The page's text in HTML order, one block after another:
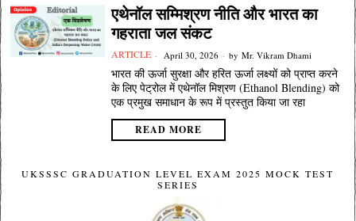
एथेनॉल सम्मिश्रण नीति और भारत का
गहराता जल संकट
ARTICLE April 30, 2026 by Mr. Vikram Dhami
भारत की ऊर्जा सुरक्षा और हरित ऊर्जा लक्ष्यों को प्राप्त करने
के लिए पेट्रोल में एथेनॉल मिश्रण (Ethanol Blending) को
एक प्रमुख समाधान के रूप में प्रस्तुत किया जा रहा
READ MORE
UKSSSC GRADUATION LEVEL EXAM 2025 MOCK TEST
SERIES